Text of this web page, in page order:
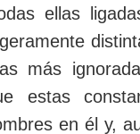
ellas
más
estas
en él y,